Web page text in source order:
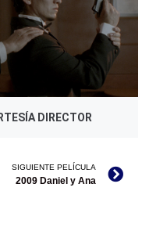
DIRECTOR
SIGUIENTE PELÍCULA
2009 Daniel y Ana